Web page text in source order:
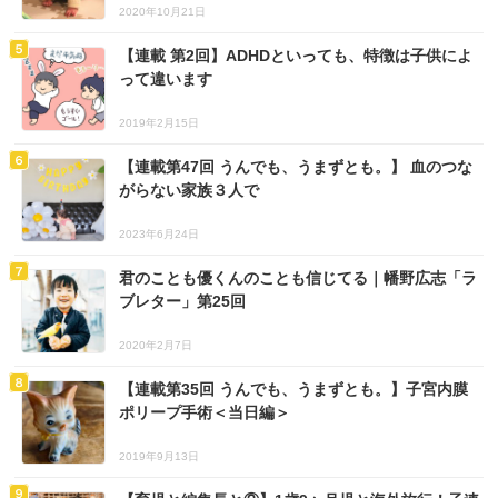
2020年10月21日
【連載 第2回】ADHDといっても、特徴は子供によ
って違います
2019年2月15日
【連載第47回 うんでも、うまずとも。】 血のつな
がらない家族３人で
2023年6月24日
君のことも優くんのことも信じてる｜幡野広志「ラ
ブレター」第25回
2020年2月7日
【連載第35回 うんでも、うまずとも。】子宮内膜
ポリープ手術＜当日編＞
2019年9月13日